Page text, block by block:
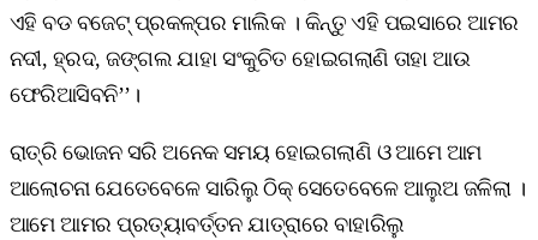
ଏହି ବଡ ବଜେଟ୍‌ ପ୍ରକଳ୍ପର ମାଲିକ । କିନ୍ତୁ ଏହି ପଇସାରେ ଆମର
ନଦୀ, ହ୍ରଦ, ଜଙ୍ଗଲ ଯାହା ସଂକୁଚିତ ହୋଇଗଲାଣି ତାହା ଆଉ
ଫେରିଆସିବନି’’।
ରାତ୍ରି ଭୋଜନ ସରି ଅନେକ ସମୟ ହୋଇଗଲାଣି ଓ ଆମେ ଆମ
ଆଲୋଚନା ଯେତେବେଳେ ସାରିଲୁ ଠିକ୍‌ ସେତେବେଳେ ଆଲୁଅ ଜଳିଲା ।
ଆମେ ଆମର ପ୍ରତ୍ୟାବର୍ତ୍ତନ ଯାତ୍ରାରେ ବାହାରିଲୁ